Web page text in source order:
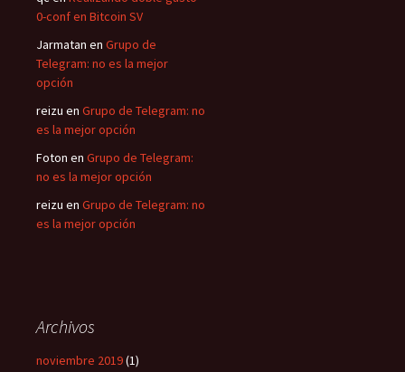
0-conf en Bitcoin SV
Jarmatan en Grupo de
Telegram: no es la mejor
opción
reizu en Grupo de Telegram: no
es la mejor opción
Foton en Grupo de Telegram:
no es la mejor opción
reizu en Grupo de Telegram: no
es la mejor opción
Archivos
noviembre 2019(1)